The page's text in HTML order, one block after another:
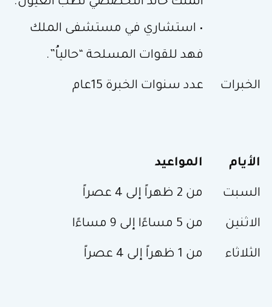
• استشاري في مستشفى الملك
فهد للقوات المسلحة “حالياُ”.
الخبرات عدد سنوات الخبرة 15عام
الأيام المواعيد
السبت من 2 ظهراً إلى 4 عصراً
الاثنين من 5 مساءًا إلى 9 مساءًا
الثلاثاء من 1 ظهراً إلى 4 عصراً